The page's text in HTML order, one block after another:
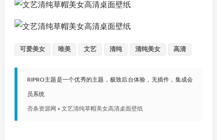
可爱美女 唯美 文艺 清纯 清纯美女 高清
RIPRO主题是一个优秀的主题，极致后台体验，无插件，集成会
员系统
否条资源网 » 文艺清纯草帽美女高清桌面壁纸